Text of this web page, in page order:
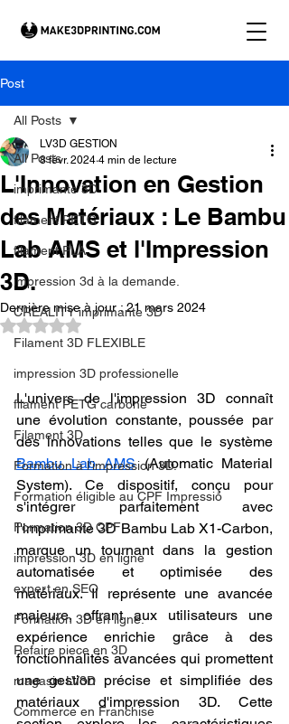
Post
All Posts
imprimante 3D
filament PETG
filament PLA
impression 3d à la demande.
CREALITY imprimante 3D
Filament 3D FLEXIBLE
impression 3D professionelle
filament PETG carbone
Filament 3D
Formation à l'impression 3D.
Formation éligible au CPF Impressio
Formation 3D CPF
impression 3D en ligne
expert en SEO
Formation 3D en ligne.
Refaire piece en 3D
magasin LV3D
Commerce en Franchise
All Posts
L'Innovation en Gestion
des Matériaux : Le Bambu
Lab AMS et l'Impression
3D.
LV3D GESTION
8 févr. 2024 4 min de lecture
Dernière mise à jour :21 mars 2024
Noté NaN étoiles sur 5.
L'univers de l'impression 3D connaît
une évolution constante, poussée par
Bambu Lab AMS (Automatic Material
System). Ce dispositif, conçu pour
s'intégrer parfaitement avec
l'imprimante 3D Bambu Lab X1-Carbon,
marque un tournant dans la gestion
automatisée et optimisée des
matériaux. Il représente une avancée
majeure, offrant aux utilisateurs une
expérience enrichie grâce à des
fonctionnalités avancées qui promettent
une gestion précise et simplifiée des
matériaux d'impression 3D. Cette